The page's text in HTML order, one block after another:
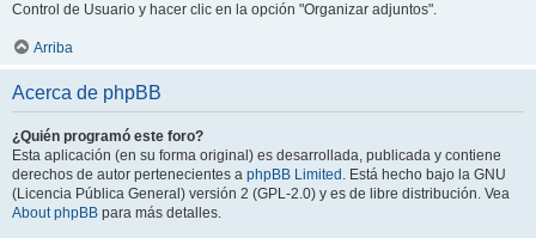
Control de Usuario y hacer clic en la opción "Organizar adjuntos".
Arriba
Acerca de phpBB
¿Quién programó este foro?
Esta aplicación (en su forma original) es desarrollada, publicada y contiene
derechos de autor pertenecientes a phpBB Limited . Está hecho bajo la GNU
(Licencia Pública General) versión 2 (GPL-2.0) y es de libre distribución. Vea
About phpBB para más detalles.